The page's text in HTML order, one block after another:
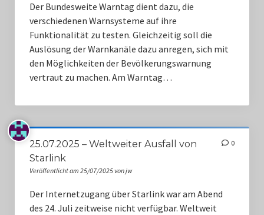
Der Bundesweite Warntag dient dazu, die
verschiedenen Warnsysteme auf ihre
Funktionalität zu testen. Gleichzeitig soll die
Auslösung der Warnkanäle dazu anregen, sich mit
den Möglichkeiten der Bevölkerungswarnung
vertraut zu machen. Am Warntag…
25.07.2025 – Weltweiter Ausfall von
Starlink
Veröffentlicht am 25/07/2025 von jw
0
Der Internetzugang über Starlink war am Abend
des 24. Juli zeitweise nicht verfügbar. Weltweit